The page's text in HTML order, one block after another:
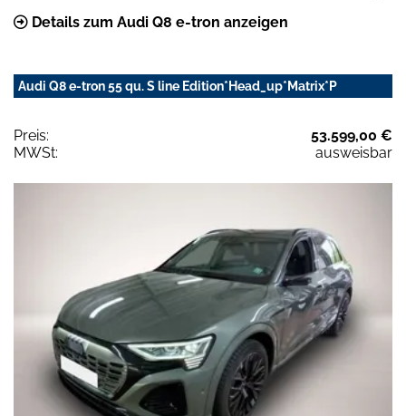
Details zum Audi Q8 e-tron anzeigen
Audi Q8 e-tron 55 qu. S line Edition*Head_up*Matrix*P
Preis:
53.599,00 €
MWSt:
ausweisbar